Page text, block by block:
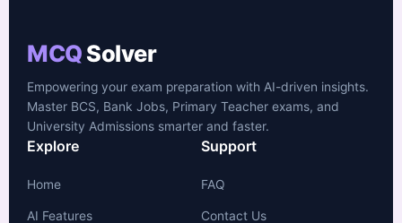
MCQSolver
Empowering your exam preparation with AI-driven insights.
Master BCS, Bank Jobs, Primary Teacher exams, and
University Admissions smarter and faster.
Explore
Home
AI Features
Support
FAQ
Contact Us